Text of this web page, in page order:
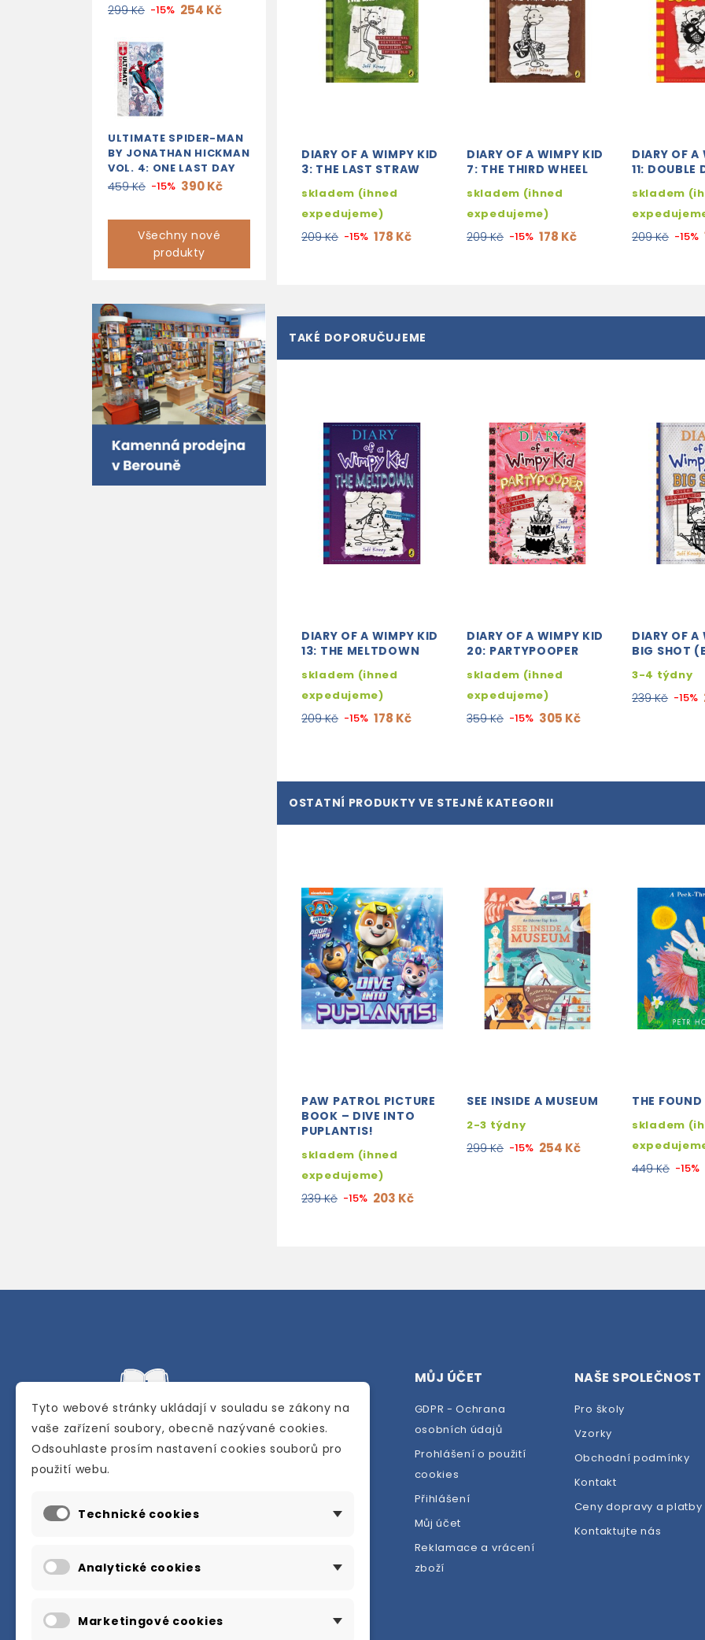
299 Kč -15% 254 Kč
ULTIMATE SPIDER-MAN
BY JONATHAN HICKMAN
VOL. 4: ONE LAST DAY
459 Kč -15% 390 Kč
Všechny nové
produkty
DIARY OF A WIMPY KID
3: THE LAST STRAW
skladem (ihned
expedujeme)
209 Kč -15% 178 Kč
DIARY OF A WIMPY KID
7: THE THIRD WHEEL
skladem (ihned
expedujeme)
209 Kč -15% 178 Kč
DIARY OF A
11: DOUBLE
skladem
209 Kč -15%
TAKÉ DOPORUČUJEME
DIARY OF A WIMPY KID
13: THE MELTDOWN
skladem (ihned
expedujeme)
209 Kč -15% 178 Kč
DIARY OF A WIMPY KID
20: PARTYPOOPER
skladem (ihned
expedujeme)
359 Kč -15% 305 Kč
DIARY OF A
BIG SHOT
3-4 týdny
239 Kč -15%
OSTATNÍ PRODUKTY VE STEJNÉ KATEGORII
PAW PATROL PICTURE
BOOK – DIVE INTO
PUPLANTIS!
skladem (ihned
expedujeme)
239 Kč -15% 203 Kč
SEE INSIDE A MUSEUM
2-3 týdny
299 Kč -15% 254 Kč
THE
skladem
449 Kč -15%
Internetové a kamenné knihkupectví se
anglického jazyka.
Karly Machové 48 Beroun 266 01
info@englishbooks.cz
MŮJ ÚČET
GDPR - Ochrana
osobních údajů
Prohlášení o použití
cookies
Přihlášení
Můj účet
Reklamace a vrácení
zboží
NAŠE SPOLEČNOST
Pro školy
Vzorky
Obchodní podmínky
Kontakt
Ceny dopravy a platby
Kontaktujte nás
Tyto webové stránky ukládají v souladu se zákony na
vaše zařízení soubory, obecně nazývané cookies.
Odsouhlaste prosím nastavení cookies souborů pro
použití webu.
Technické cookies
Analytické cookies
Marketingové cookies